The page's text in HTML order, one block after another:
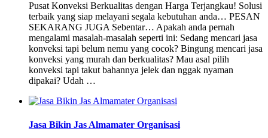
Pusat Konveksi Berkualitas dengan Harga Terjangkau! Solusi
terbaik yang siap melayani segala kebutuhan anda… PESAN
SEKARANG JUGA Sebentar… Apakah anda pernah
mengalami masalah-masalah seperti ini: Sedang mencari jasa
konveksi tapi belum nemu yang cocok? Bingung mencari jasa
konveksi yang murah dan berkualitas? Mau asal pilih
konveksi tapi takut bahannya jelek dan nggak nyaman
dipakai? Udah …
Jasa Bikin Jas Almamater Organisasi